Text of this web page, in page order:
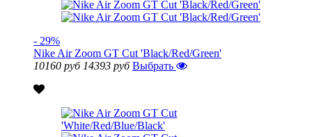
- 29%
Nike Air Zoom GT Cut 'Black/Red/Green'
10160 руб 14393 руб Выбрать